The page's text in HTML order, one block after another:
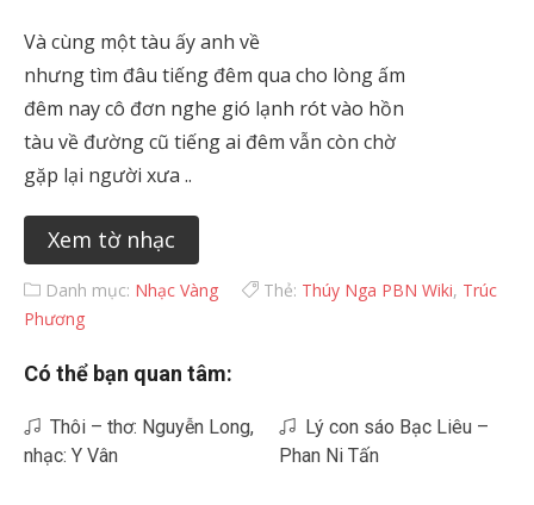
Và cùng một tàu ấy anh về
nhưng tìm đâu tiếng đêm qua cho lòng ấm
đêm nay cô đơn nghe gió lạnh rót vào hồn
tàu về đường cũ tiếng ai đêm vẫn còn chờ
gặp lại người xưa ..
Xem tờ nhạc
Danh mục: Nhạc Vàng Thẻ: Thúy Nga PBN Wiki, Trúc
Phương
Có thể bạn quan tâm:
Thôi – thơ: Nguyễn Long,
nhạc: Y Vân
Lý con sáo Bạc Liêu –
Phan Ni Tấn